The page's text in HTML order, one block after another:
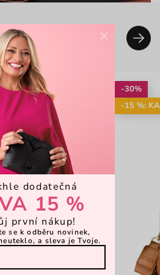
-30%
-15 %:
×
dodatečná
15 %
první nákup!
se k odběru novinek,
a sleva je Tvoje.